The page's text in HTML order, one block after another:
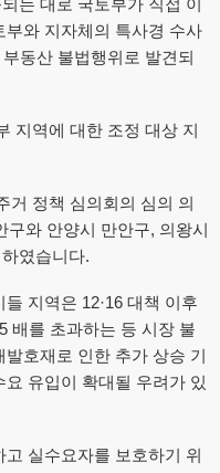
와 지자체의 특사경 수사
동산 불법행위로 발견되
지역에 대한 조정 대상 지
거 정책 심의회의 심의 의
구와 안양시 만안구, 의왕시
였습니다.
지역은 12·16 대책 이후
배를 초과하는 등 시장 불
호재로 인한 추가 상승 기
유입이 확대될 우려가 있
실수요자를 보호하기 위